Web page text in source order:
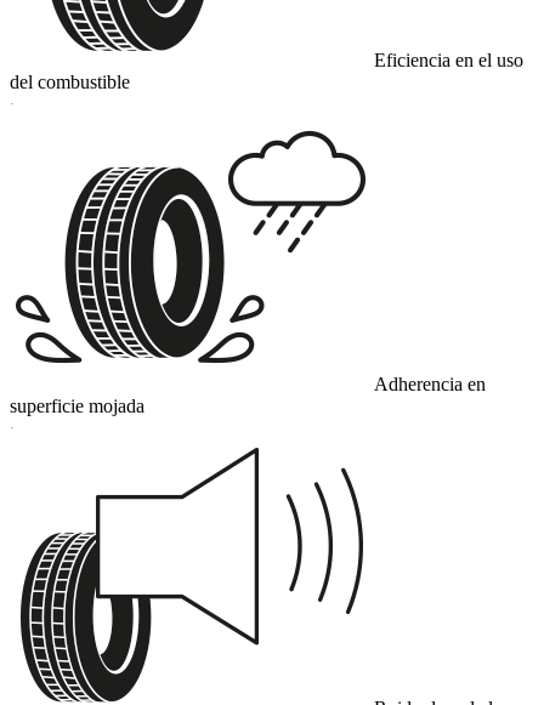
Eficiencia en el uso
del combustible
C
Adherencia en
superficie mojada
C